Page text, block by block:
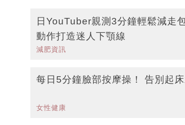
日YouTuber親測3分鐘輕鬆減走
動作打造迷人下顎線
減肥資訊
每日5分鐘臉部按摩操！ 告別起
女性健康